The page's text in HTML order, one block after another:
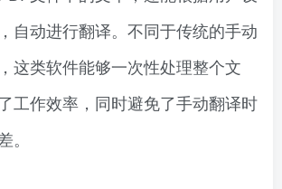
自动进行翻译。不同于传统的手动
这类软件能够一次性处理整个文
工作效率，同时避免了手动翻译时